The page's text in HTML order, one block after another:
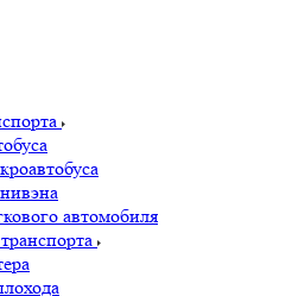
автомобиля